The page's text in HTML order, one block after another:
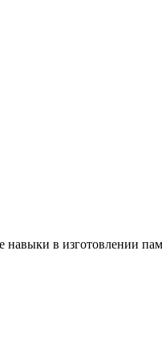
в изготовлении